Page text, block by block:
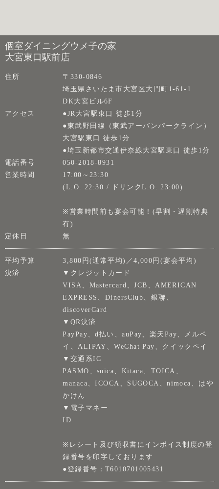
個室ダイニングウメ子の家
大宮東口駅前店
住所
〒330-0846
埼玉県さいたま市大宮区大門町1-61-1
DK大宮ビル6F
アクセス
●JR大宮駅東口 徒歩1分
●東武野田線（東武アーバンパークライン）
大宮駅東口 徒歩1分
●埼玉新都市交通伊奈線大宮駅東口 徒歩1分
電話番号
050-2018-8931
営業時間
17:00～23:30
(L.O. 22:30 / ドリンクL.O. 23:00)
※営業時間前も宴会可能！(早割・遅割特典
有)
定休日
無
平均予算
3,800円(通常平均)／4,000円(宴会平均)
決済
▼クレジットカード
VISA、Mastercard、JCB、AMERICAN
EXPRESS、DinersClub、銀聯、
discoverCard
▼QR決済
PayPay、d払い、auPay、楽天Pay、メルペ
イ、ALIPAY、WeChat Pay、クイックペイ
▼交通系IC
PASMO、suica、Kitaca、TOICA、
manaca、ICOCA、SUGOCA、nimoca、はや
かけん
▼電子マネー
ID
※レシート及び領収書にインボイス制度の登
録番号を印字しております
●登録番号：T6010701005431